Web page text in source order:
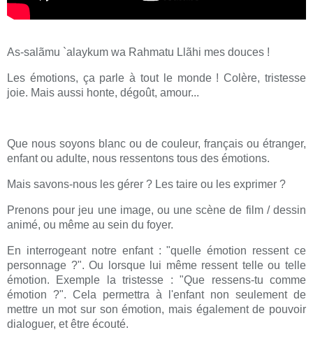
As-salãmu `alaykum wa Rahmatu Llãhi mes douces !
Les émotions, ça parle à tout le monde ! Colère, tristesse
joie. Mais aussi honte, dégoût, amour...
Que nous soyons blanc ou de couleur, français ou étranger,
enfant ou adulte, nous ressentons tous des émotions.
Mais savons-nous les gérer ? Les taire ou les exprimer ?
Prenons pour jeu une image, ou une scène de film / dessin
animé, ou même au sein du foyer.
En interrogeant notre enfant : "quelle émotion ressent ce
personnage ?". Ou lorsque lui même ressent telle ou telle
émotion. Exemple la tristesse : "Que ressens-tu comme
émotion ?". Cela permettra à l'enfant non seulement de
mettre un mot sur son émotion, mais également de pouvoir
dialoguer, et être écouté.